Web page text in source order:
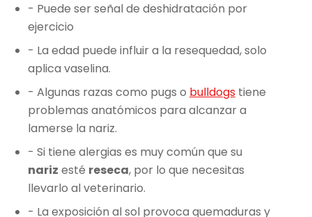
- Puede ser señal de deshidratación por
ejercicio
- La edad puede influir a la resequedad, solo
aplica vaselina.
- Algunas razas como pugs o bulldogs tiene
problemas anatómicos para alcanzar a
lamerse la nariz.
- Si tiene alergias es muy común que su
nariz esté reseca, por lo que necesitas
llevarlo al veterinario.
- La exposición al sol provoca quemaduras y